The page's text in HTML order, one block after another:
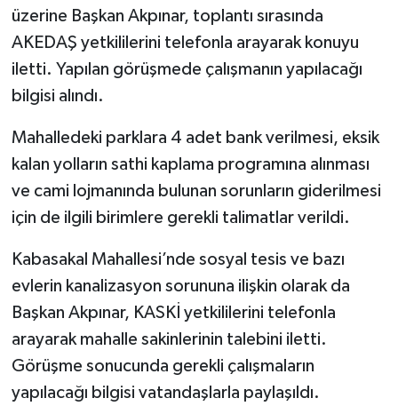
üzerine Başkan Akpınar, toplantı sırasında
AKEDAŞ yetkililerini telefonla arayarak konuyu
iletti. Yapılan görüşmede çalışmanın yapılacağı
bilgisi alındı.
Mahalledeki parklara 4 adet bank verilmesi, eksik
kalan yolların sathi kaplama programına alınması
ve cami lojmanında bulunan sorunların giderilmesi
için de ilgili birimlere gerekli talimatlar verildi.
Kabasakal Mahallesi’nde sosyal tesis ve bazı
evlerin kanalizasyon sorununa ilişkin olarak da
Başkan Akpınar, KASKİ yetkililerini telefonla
arayarak mahalle sakinlerinin talebini iletti.
Görüşme sonucunda gerekli çalışmaların
yapılacağı bilgisi vatandaşlarla paylaşıldı.